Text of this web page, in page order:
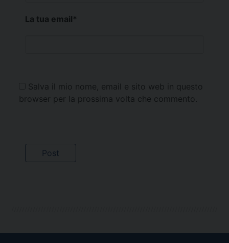
La tua email*
Salva il mio nome, email e sito web in questo
browser per la prossima volta che commento.